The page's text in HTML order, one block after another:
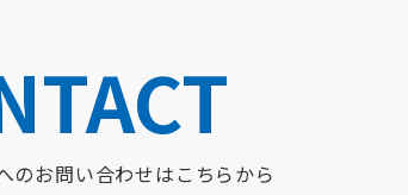
のお問い合わせはこちらから